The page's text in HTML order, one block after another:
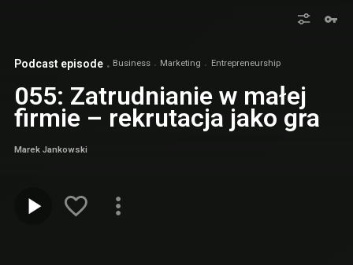
Podcast episode Business Marketing Entrepreneurship
055: Zatrudnianie w małej
firmie – rekrutacja jako gra
Marek Jankowski